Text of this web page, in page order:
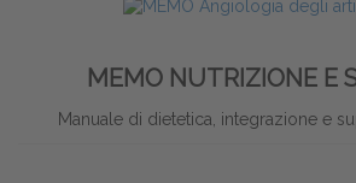
MEMO NUTRIZIONE E
Manuale di dietetica, integrazione e